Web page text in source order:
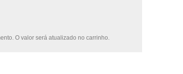
O valor será atualizado no carrinho.